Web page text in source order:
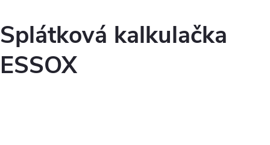
Splátková kalkulačka
ESSOX